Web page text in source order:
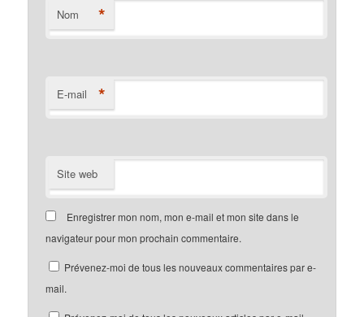
Nom *
E-mail *
Site web
Enregistrer mon nom, mon e-mail et mon site dans le
navigateur pour mon prochain commentaire.
Prévenez-moi de tous les nouveaux commentaires par e-
mail.